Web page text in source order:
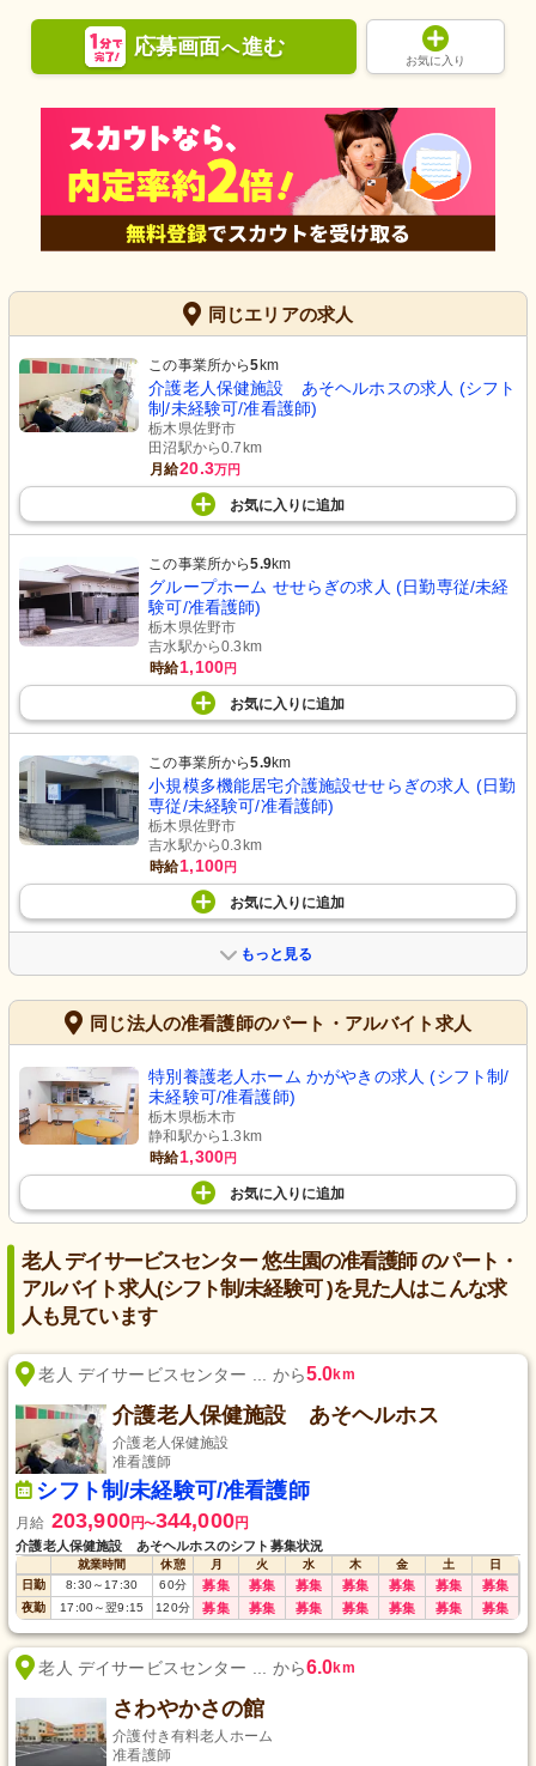
応募画面へ進む
お気に入り
同じエリアの求人
この事業所から5 km
介護老人保健施設 あそヘルホスの求人 (シフト
制/未経験可/准看護師)
栃木県佐野市
田沼駅から0.7km
月給20.3万円
お気に入り に追加
この事業所から5.9km
グループホーム せせらぎの求人 (日勤専従/未経
験可/准看護師)
栃木県佐野市
吉水駅から0.3km
時給1,100円
お気に入り に追加
この事業所から5.9km
小規模多機能居宅介護施設せせらぎの求人 (日勤
専従/未経験可/准看護師)
栃木県佐野市
吉水駅から0.3km
時給1,100円
お気に入り に追加
もっと見る
同じ法人の准看護師のパート・アルバイト求人
特別養護老人ホーム かがやきの求人 (シフト制/
未経験可/准看護師)
栃木県栃木市
静和駅から1.3km
時給1,300円
お気に入り に追加
老人 デイサービスセンター 悠生園の准看護師 のパート・
アルバイト求人(シフト制/未経験可 )を見た人はこんな求
人も見ています
老人 デイサービスセンター ... から5.0km
介護老人保健施設 あそヘルホス
介護老人保健施設
准看護師
シフト制/未経験可/准看護師
月給 203,900円〜344,000円
介護老人保健施設 あそヘルホスのシフト募集状況
就業時間 休憩 月 火 水 木 金 土
日
日勤
8:30～17:30 60分 募集 募集 募集 募集 募集 募集 募集
夜勤 17:00～翌9:15 120分 募集 募集 募集 募集 募集 募集 募集
老人 デイサービスセンター ... から6.0km
さわやかさの館
介護付き有料老人ホーム
准看護師